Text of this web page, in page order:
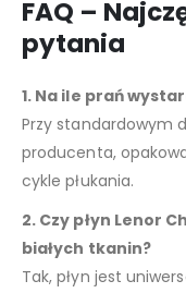
FAQ –
pytania
1. Na ile prań
Przy standardowym
producenta,
cykle płukania.
2. Czy płyn Lenor
białych tkanin?
Tak, płyn jest